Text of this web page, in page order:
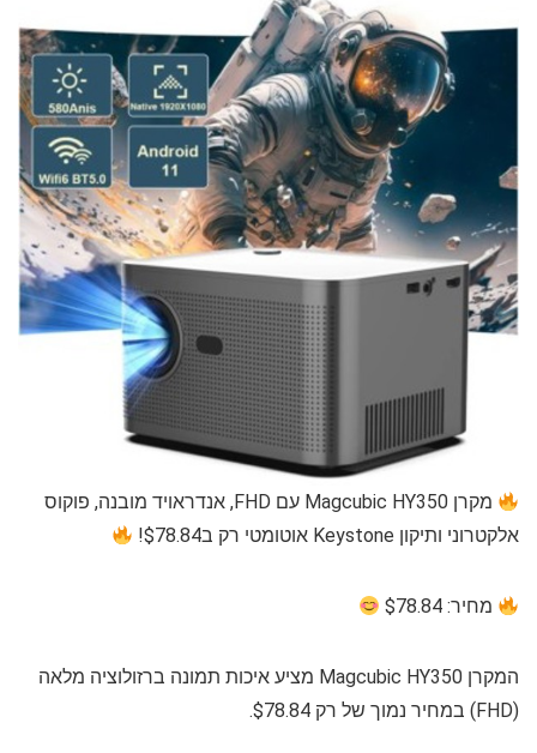
מקרן Magcubic HY350 עם FHD, אנדראויד מובנה, פוקוס
אלקטרוני ותיקון Keystone אוטומטי רק ב$78.84!
מחיר: $78.84
המקרן Magcubic HY350 מציע איכות תמונה ברזולוציה מלאה
(FHD) במחיר נמוך של רק $78.84.